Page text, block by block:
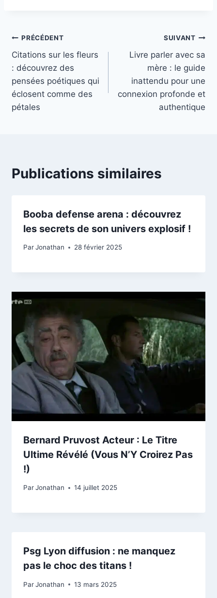
Navigation
de
l’article
PRÉCÉDENT
Citations sur les fleurs
: découvrez des
pensées poétiques qui
éclosent comme des
pétales
SUIVANT
Livre parler avec sa
mère : le guide
inattendu pour une
connexion profonde et
authentique
Publications similaires
Booba defense arena : découvrez
les secrets de son univers explosif !
ParJonathan 28 février 2025
Bernard Pruvost Acteur : Le Titre
Ultime Révélé (Vous N’Y Croirez Pas
!)
ParJonathan 14 juillet 2025
Psg Lyon diffusion : ne manquez
pas le choc des titans !
ParJonathan 13 mars 2025